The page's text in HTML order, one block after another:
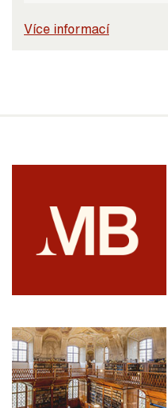
Více informací